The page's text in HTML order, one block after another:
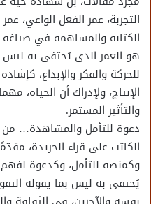
التجربة، عمر الفعل الواعي،
الكتابة والمساهمة في صياغة
هو العمر الذي يُحتفى به
للحركة والفكر والإبداع،
الإنتاج، ولإدراك أن الحياة،
والتأثير المستمر.
دعوة للتأمل والمشاهدة…
الكاتب على قراء الجريدة،
وكمنصة للتأمل، وكدعوة
يُحتفى به ليس بما يقوله